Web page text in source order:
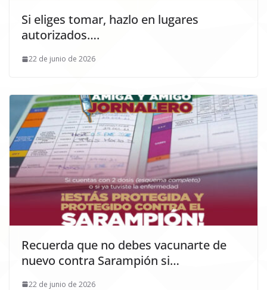
Si eliges tomar, hazlo en lugares
autorizados….
22 de junio de 2026
Recuerda que no debes vacunarte de
nuevo contra Sarampión si…
22 de junio de 2026